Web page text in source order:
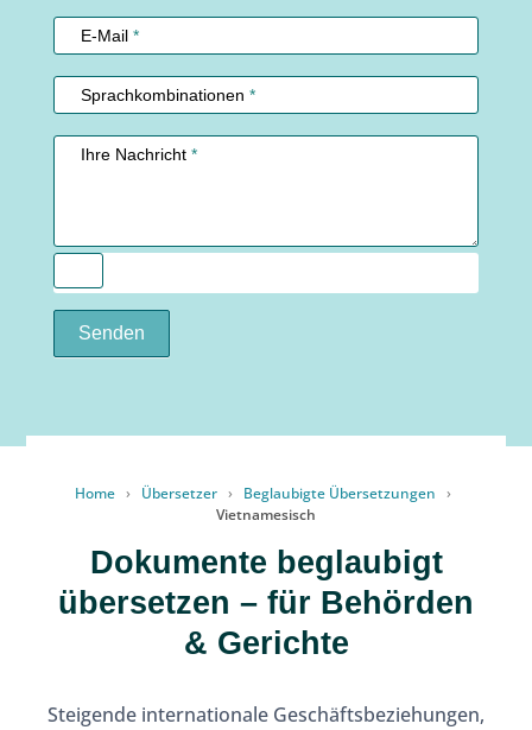
E-Mail *
Sprachkombinationen *
Ihre Nachricht *
Senden
Home › Übersetzer › Beglaubigte Übersetzungen ›
Vietnamesisch
Dokumente beglaubigt
übersetzen – für Behörden
& Gerichte
Steigende internationale Geschäftsbeziehungen,